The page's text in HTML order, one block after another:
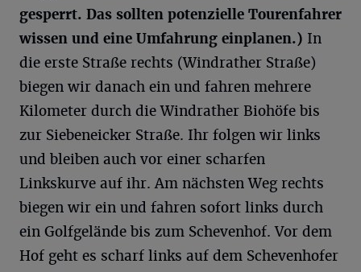
gesperrt. Das sollten potenzielle Tourenfahrer
wissen und eine Umfahrung einplanen.) In
die erste Straße rechts (Windrather Straße)
biegen wir danach ein und fahren mehrere
Kilometer durch die Windrather Biohöfe bis
zur Siebeneicker Straße. Ihr folgen wir links
und bleiben auch vor einer scharfen
Linkskurve auf ihr. Am nächsten Weg rechts
biegen wir ein und fahren sofort links durch
ein Golfgelände bis zum Schevenhof. Vor dem
Hof geht es scharf links auf dem Schevenhofer